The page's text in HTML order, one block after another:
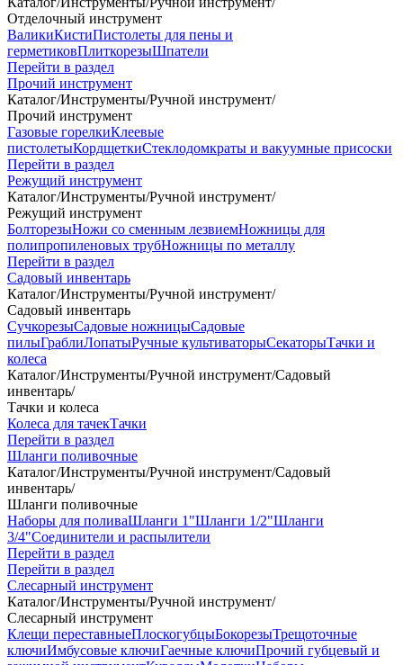
Отделочный инструмент
ВаликиКистиПистолеты для пены и
герметиковПлиткорезыШпатели
Перейти в раздел
Прочий инструмент
Каталог/Инструменты/Ручной инструмент/
Прочий инструмент
Газовые горелкиКлеевые
пистолетыКордщеткиСтеклодомкраты и вакуумные присоски
Перейти в раздел
Режущий инструмент
Каталог/Инструменты/Ручной инструмент/
Режущий инструмент
БолторезыНожи со сменным лезвиемНожницы для
полипропиленовых трубНожницы по металлу
Перейти в раздел
Садовый инвентарь
Каталог/Инструменты/Ручной инструмент/
Садовый инвентарь
СучкорезыСадовые ножницыСадовые
пилыГраблиЛопатыРучные культиваторыСекаторыТачки и
колеса
Каталог/Инструменты/Ручной инструмент/Садовый
инвентарь/
Тачки и колеса
Колеса для тачекТачки
Перейти в раздел
Шланги поливочные
Каталог/Инструменты/Ручной инструмент/Садовый
инвентарь/
Шланги поливочные
Наборы для поливаШланги 1"Шланги 1/2"Шланги
3/4"Соединители и распылители
Перейти в раздел
Перейти в раздел
Слесарный инструмент
Каталог/Инструменты/Ручной инструмент/
Слесарный инструмент
Клещи переставныеПлоскогубцыБокорезыТрещоточные
ключиИмбусовые ключиГаечные ключиПрочий губцевый и